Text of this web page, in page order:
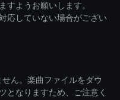
すようお願いします。
応していない場合がござい
ん。楽曲ファイルをダウ
となりますため、ご注意く